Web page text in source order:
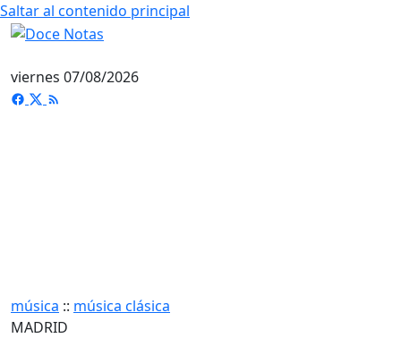
Saltar al contenido principal
viernes 07/08/2026
música :: música clásica
MADRID